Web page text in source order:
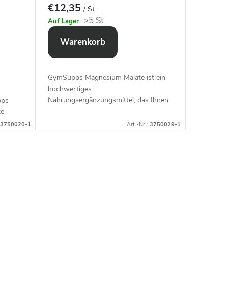
3750020-1
€12,35/ St
Auf Lager >5 St
Warenkorb
GymSupps Magnesium Malate ist ein
hochwertiges
Nahrungsergänzungsmittel, das Ihnen
absorbierbarem Magnesium wieder
Art.-Nr.: 3750029-1